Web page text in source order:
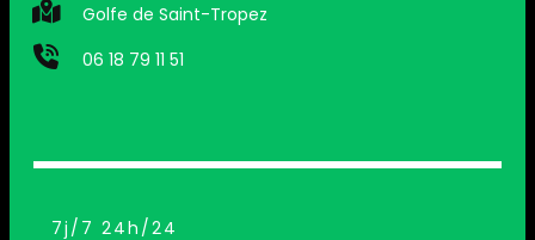
Golfe de Saint-Tropez
06 18 79 11 51
7j/7 24h/24